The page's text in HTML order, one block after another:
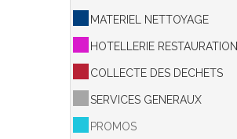
MATERIEL NETTOYAGE
HOTELLERIE RESTAURATION
COLLECTE DES DECHETS
SERVICES GENERAUX
PROMOS